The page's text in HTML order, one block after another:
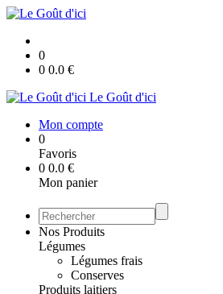
0
0 0.0 €
Le Goût d'ici
Mon compte
0
Favoris
0 0.0 €
Mon panier
Nos Produits
Légumes
Légumes frais
Conserves
Produits laitiers